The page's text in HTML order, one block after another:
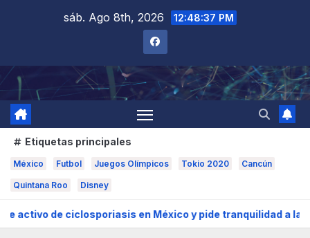
sáb. Ago 8th, 2026 12:48:38 PM
Etiquetas principales
México Futbol Juegos Olímpicos Tokio 2020 Cancún
Quintana Roo Disney
en México y pide tranquilidad a la población